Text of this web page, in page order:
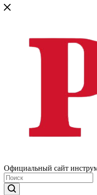
Официальный сайт